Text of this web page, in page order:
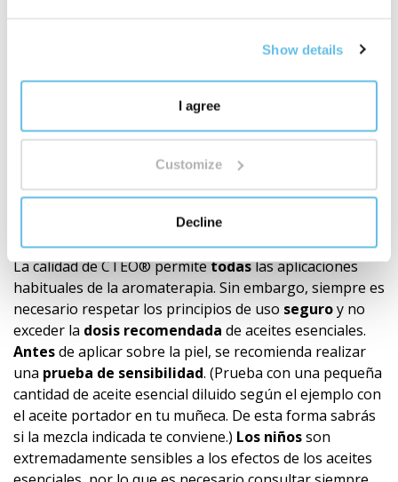
Show details
I agree
Customize
Decline
las condiciones climáticas de la cosechay el tiempo
monovarietal sea nunca 100% idéntico
Esta inevitable variación natural significa que incluso
nuestra mezcla esencial final puede variar ligeramente
notas aromáticas menores o en intensidad
genuidad y composición naturaldel producto, no un
signo de calidad reducida. Siempre seguimos una receta
precisa y utilizamos ingredientes de la máxima calidad.
La calidad de CTEO® permitetodaslas aplicaciones
habituales de la aromaterapia. Sin embargo, siempre es
necesario respetar los principios de uso seguroy no
exceder la dosis recomendada de aceites esenciales.
Antesde aplicar sobre la piel, se recomienda realizar
una prueba de sensibilidad. (Prueba con una pequeña
cantidad de aceite esencial diluido según el ejemplo con
el aceite portador en tu muñeca. De esta forma sabrás
si la mezcla indicada te conviene.) Los niñosson
extremadamente sensibles a los efectos de los aceites